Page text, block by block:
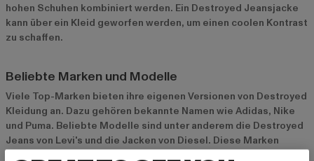
hohen Schuhen kombiniert werden. Ein Destroyed Jeansjacke
kann über ein Kleid geworfen werden, um einen coolen Kontrast
zu schaffen.
Beliebte Marken und Modelle
Viele Top-Marken bieten ihre eigenen Versionen von Destroyed
Kleidung an. Dazu gehören bekannte Namen wie Adidas, Nike
und Puma. Beliebte Modelle sind unter anderem die Destroyed
Jeans von Levi's und die Jacken von Diesel. Diese Marken